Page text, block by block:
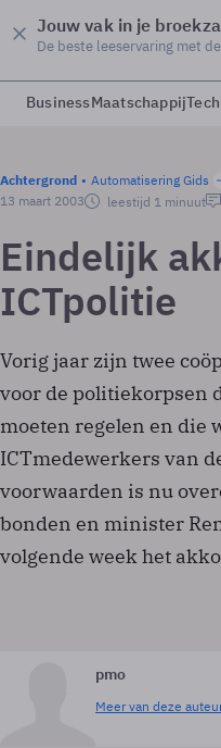
Jouw vak in je
De beste leeservaring met
BusinessMaatschappij
Achtergrond Automatisering Gids
13 maart 2003
leestijd 1 minuut
Eindelijk
ICT­politie
Vorig jaar zijn twee
voor de politiekorpsen
moeten regelen en die
ICT­medewerkers van
voorwaarden is nu
bonden en minister
volgende week het
pmo
Meer van deze